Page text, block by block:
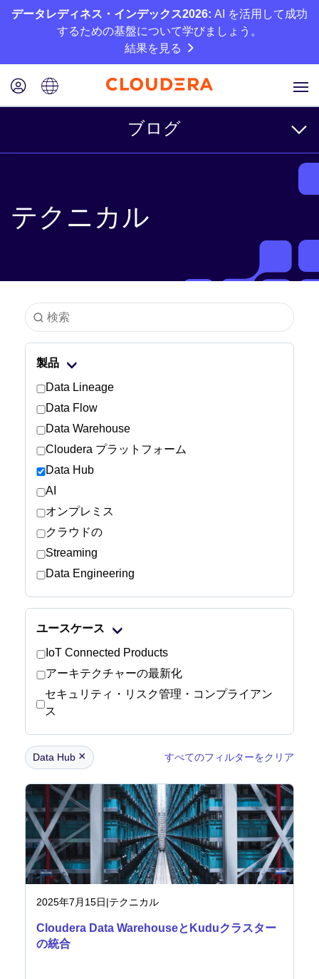
データレディネス・インデックス2026: AI を活用して成功
するための基盤について学びましょう。
結果を見る
ブログ
ビジネス
業界
金融サービス
製造
保険
通信
テクノロジー
公的機関
ヘルスケア
教育
ニュースルーム
テクニカル
製品
Data Lineage
Data Flow
Data Warehouse
Cloudera プラットフォーム
Data Hub
AI
オンプレミス
クラウドの
Streaming
Data Engineering
ユースケース
IoT Connected Products
アーキテクチャーの最新化
セキュリティ・リスク管理・コンプライアン
ス
Data Hub × すべてのフィルターをクリア
2025年7月15日|テクニカル
Cloudera Data WarehouseとKuduクラスター
の統合